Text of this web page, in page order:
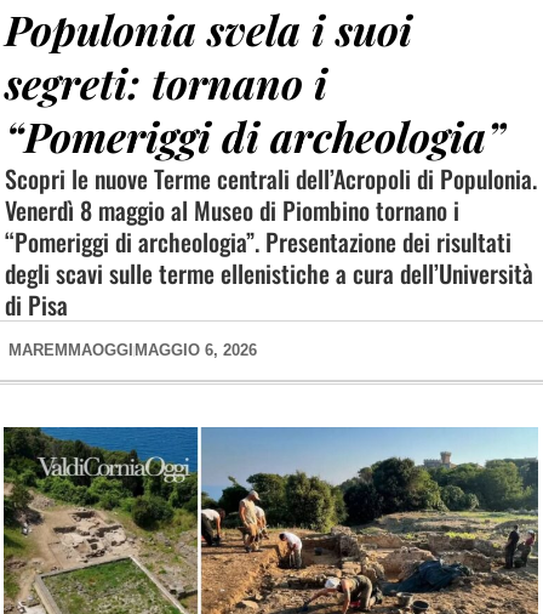
Populonia svela i suoi
segreti: tornano i
“Pomeriggi di archeologia”
Scopri le nuove Terme centrali dell’Acropoli di Populonia.
Venerdì 8 maggio al Museo di Piombino tornano i
“Pomeriggi di archeologia”. Presentazione dei risultati
degli scavi sulle terme ellenistiche a cura dell’Università
di Pisa
MAREMMAOGGI MAGGIO 6, 2026